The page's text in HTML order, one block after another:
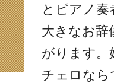
とピアノ奏
大きなお辞
がります。
チェロなら